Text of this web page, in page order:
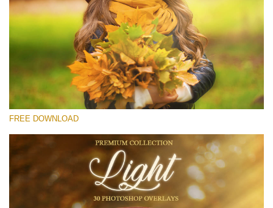
Prosím vyberte
Free Light Overlay #28
Small 800*533px
Light Overlays
(30 Overlays)
Light Sparkling
(740 Overlays)
Large 6000*4000px
FREE DOWNLOAD